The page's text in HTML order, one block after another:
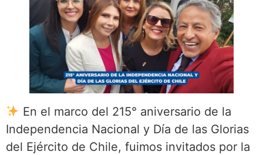
En el marco del 215° aniversario de la
Independencia Nacional y Día de las Glorias
del Ejército de Chile, fuimos invitados por la